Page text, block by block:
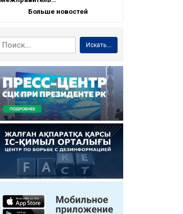
Больше новостей
Искать...